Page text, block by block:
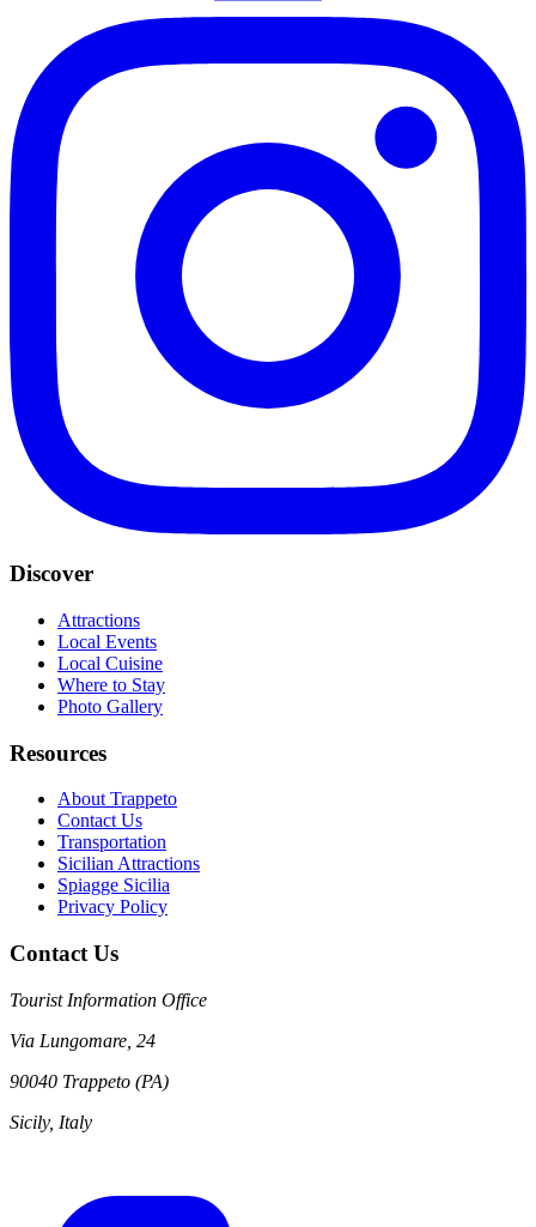
Discover
Attractions
Local Events
Local Cuisine
Where to Stay
Photo Gallery
Resources
About Trappeto
Contact Us
Transportation
Sicilian Attractions
Spiagge Sicilia
Privacy Policy
Contact Us
Tourist Information Office
Via Lungomare, 24
90040 Trappeto (PA)
Sicily, Italy